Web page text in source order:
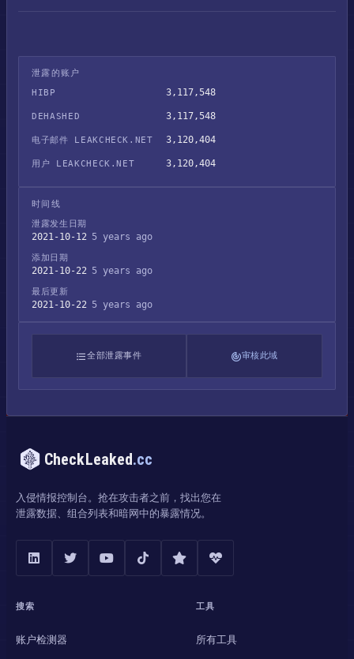
泄露的账户
HIBP
3,117,548
DEHASHED 3,117,548
电子邮件 LEAKCHECK.NET 3,120,404
用户 LEAKCHECK.NET 3,120,404
时间线
泄露发生日期
2021-10-12 5 years ago
添加日期
2021-10-22 5 years ago
最后更新
2021-10-22 5 years ago
全部泄露事件 审核此域
CheckLeaked.cc
入侵情报控制台。抢在攻击者之前，找出您在
泄露数据、组合列表和暗网中的暴露情况。
搜索
账户检测器
工具
所有工具